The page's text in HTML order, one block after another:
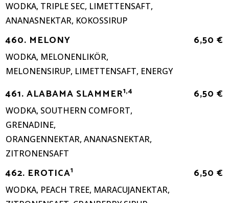
WODKA, TRIPLE SEC, LIMETTENSAFT,
ANANASNEKTAR, KOKOSSIRUP
460. MELONY
WODKA, MELONENLIKÖR,
MELONENSIRUP, LIMETTENSAFT, ENERGY
6,50 €
461. ALABAMA SLAMMER1,4
WODKA, SOUTHERN COMFORT,
GRENADINE,
ORANGENNEKTAR, ANANASNEKTAR,
ZITRONENSAFT
6,50 €
462. EROTICA1
WODKA, PEACH TREE, MARACUJANEKTAR,
6,50 €